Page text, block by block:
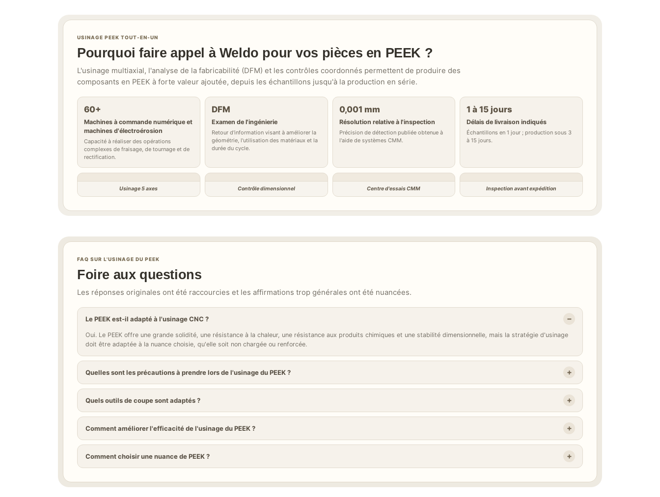
USINAGE PEEK TOUT-EN-UN
Pourquoi faire appel à Weldo pour vos pièces en PEEK ?
L'usinage multiaxial, l'analyse de la fabricabilité (DFM) et les contrôles coordonnés permettent de produire des
composants en PEEK à forte valeur ajoutée, depuis les échantillons jusqu'à la production en série.
60+
Machines à commande numérique et
machines d'électroérosion
Capacité à réaliser des opérations
complexes de fraisage, de tournage et de
rectification.
DFM
Examen de l'ingénierie
Retour d'information visant à améliorer la
géométrie, l'utilisation des matériaux et la
durée du cycle.
0,001 mm
Résolution relative à l'inspection
Précision de détection publiée obtenue à
l'aide de systèmes CMM.
1 à 15 jours
Délais de livraison indiqués
Échantillons en 1 jour ; production sous 3
à 15 jours.
Usinage 5 axes Contrôle dimensionnel Centre d'essais CMM Inspection avant expédition
FAQ SUR L'USINAGE DU PEEK
Foire aux questions
Les réponses originales ont été raccourcies et les affirmations trop générales ont été nuancées.
Le PEEK est-il adapté à l'usinage CNC ?
Oui. Le PEEK offre une grande solidité, une résistance à la chaleur, une résistance aux produits chimiques et une stabilité dimensionnelle, mais la stratégie d'usinage
doit être adaptée à la nuance choisie, qu'elle soit non chargée ou renforcée.
Quelles sont les précautions à prendre lors de l'usinage du PEEK ?
Quels outils de coupe sont adaptés ?
Comment améliorer l'efficacité de l'usinage du PEEK ?
Comment choisir une nuance de PEEK ?